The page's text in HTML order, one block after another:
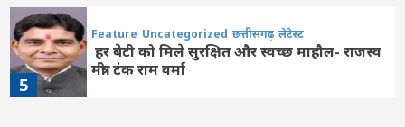
5
Feature Uncategorized छत्तीसगढ़ लेटेस्ट
हर बेटी को मिले सुरक्षित और स्वच्छ माहौल- राजस्व
मंत्री टंक राम वर्मा